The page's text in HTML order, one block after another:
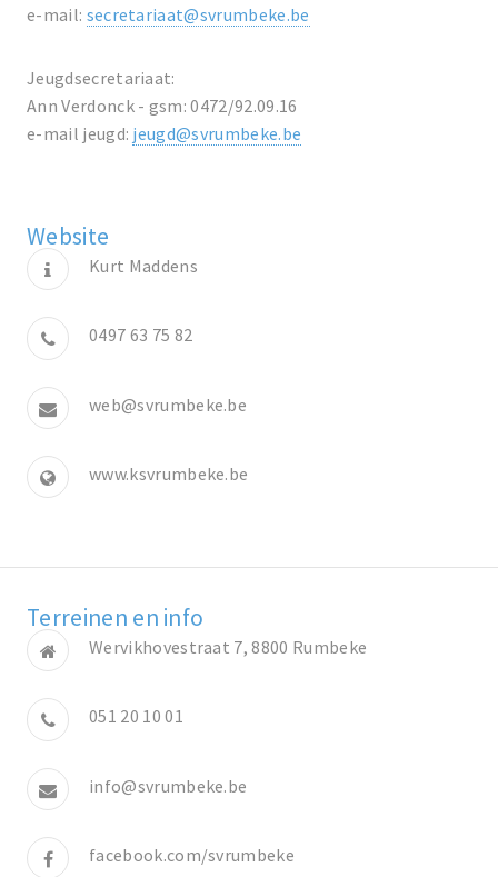
e-mail: secretariaat@svrumbeke.be
Jeugdsecretariaat:
Ann Verdonck - gsm: 0472/92.09.16
e-mail jeugd: jeugd@svrumbeke.be
Website
Kurt Maddens
0497 63 75 82
web@svrumbeke.be
www.ksvrumbeke.be
Terreinen en info
Wervikhovestraat 7, 8800 Rumbeke
051 20 10 01
info@svrumbeke.be
facebook.com/svrumbeke